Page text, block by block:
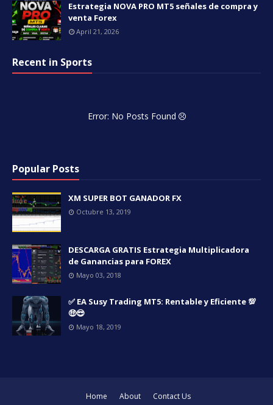
Estrategia NOVA PRO MT5 señales de compra y
venta Forex
April 21, 2026
Recent in Sports
Error: No Posts Found
Popular Posts
XM SUPER BOT GANADOR FX
Octubre 13, 2019
DESCARGA GRATIS Estrategia Multiplicadora
de Ganancias para FOREX
Mayo 03, 2018
✅ EA Susy Trading MT5: Rentable y Eficiente 💯
🤑😎
Mayo 18, 2019
Home About Contact Us